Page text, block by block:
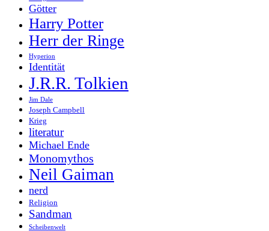
Götter
Harry Potter
Herr der Ringe
Hyperion
Identität
J.R.R. Tolkien
Jim Dale
Joseph Campbell
Krieg
literatur
Michael Ende
Monomythos
Neil Gaiman
nerd
Religion
Sandman
Scheibenwelt